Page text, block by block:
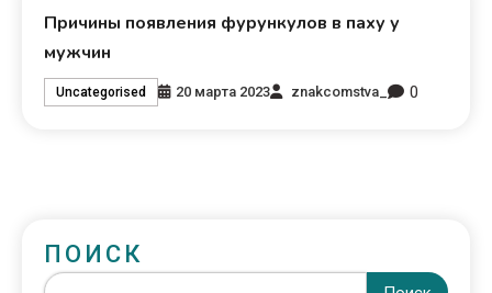
Причины появления фурункулов в паху у
мужчин
Uncategorised 20 марта 2023 znakcomstva_ 0
ПОИСК